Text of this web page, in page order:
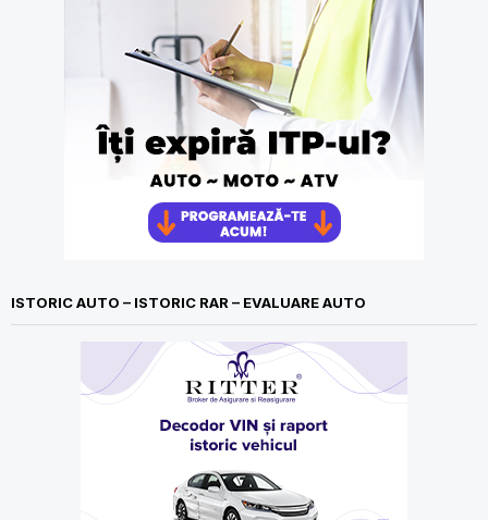
ISTORIC AUTO – ISTORIC RAR – EVALUARE AUTO